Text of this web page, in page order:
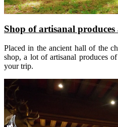
Shop of artisanal produces
Placed in the ancient hall of the
shop, a lot of artisanal produces
your trip.